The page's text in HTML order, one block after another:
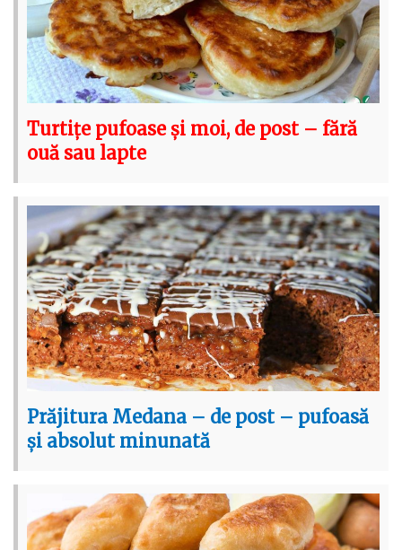
Turtițe pufoase și moi, de post – fără
ouă sau lapte
Prăjitura Medana – de post – pufoasă
și absolut minunată